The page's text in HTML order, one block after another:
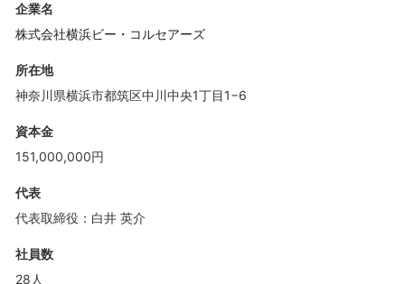
企業名
株式会社横浜ビー・コルセアーズ
所在地
神奈川県横浜市都筑区中川中央1丁目1−6
資本金
151,000,000円
代表
代表取締役：白井 英介
社員数
28人